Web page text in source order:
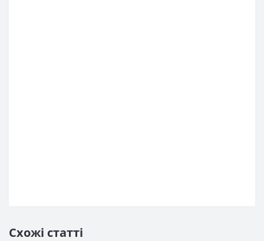
Схожі статті